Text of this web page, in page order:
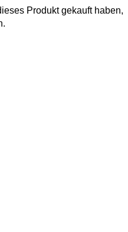
Produkt gekauft haben,